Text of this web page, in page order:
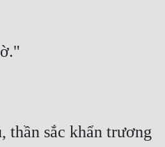
thần sắc khẩn trương